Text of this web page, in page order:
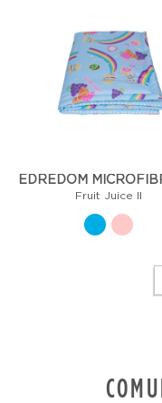
Fruit Juice II